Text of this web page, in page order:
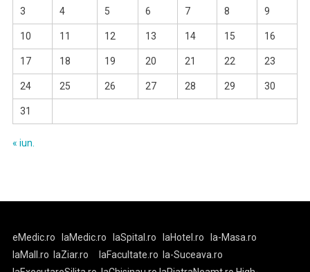
3 4 5 6 7 8 9
10 11 12 13 14 15 16
17 18 19 20 21 22 23
24 25 26 27 28 29 30
31
« iun.
eMedic.ro laMedic.ro laSpital.ro laHotel.ro
la-Masa.ro
laMall.ro
laZiar.ro laFacultate.ro
la-Suceava.ro